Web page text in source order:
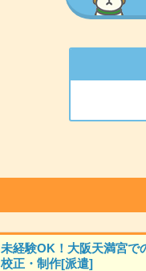
未経験OK！大阪天満宮で
校正・制作[派遣]